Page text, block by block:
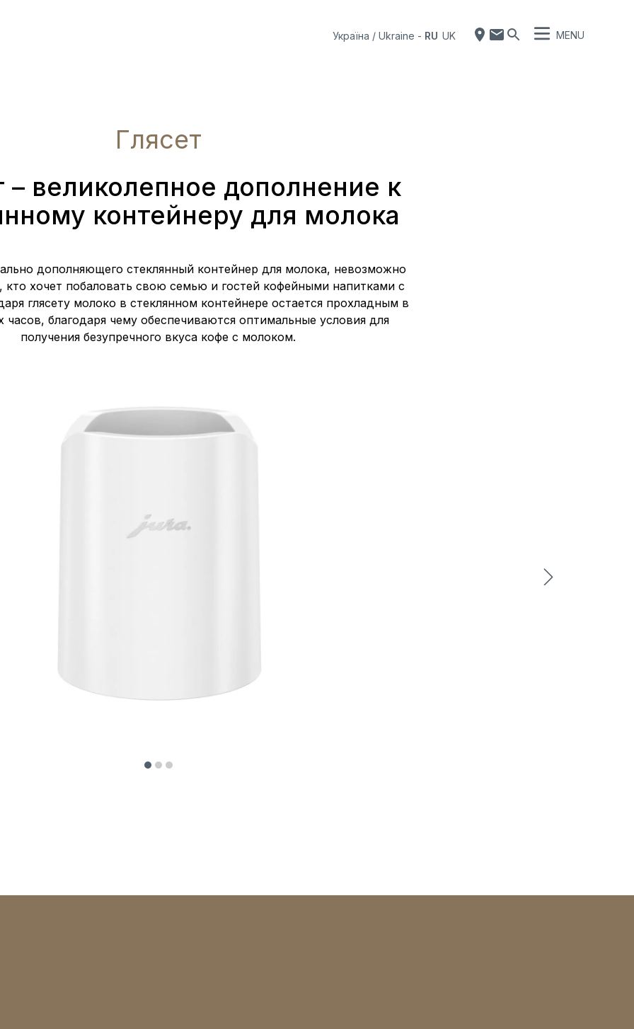
Україна / Ukraine - RU UK MENU
Глясет
– великолепное дополнение к
контейнеру для молока
дополняющего стеклянный контейнер для молока, невозможно
кто хочет побаловать свою семью и гостей кофейными напитками с
глясету молоко в стеклянном контейнере остается прохладным в
часов, благодаря чему обеспечиваются оптимальные условия для
получения безупречного вкуса кофе с молоком.